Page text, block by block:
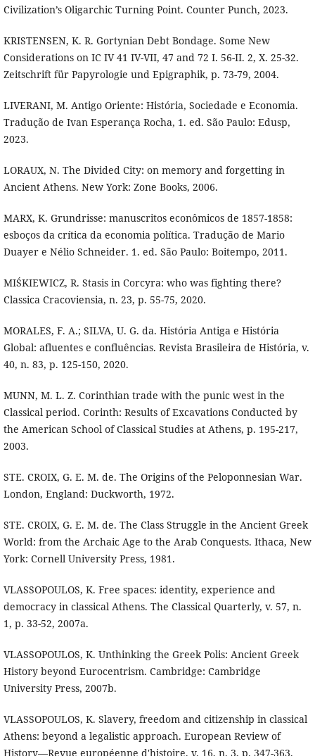
Civilization’s Oligarchic Turning Point. Counter Punch, 2023.
KRISTENSEN, K. R. Gortynian Debt Bondage. Some New
Considerations on IC IV 41 IV-VII, 47 and 72 I. 56-II. 2, X. 25-32.
Zeitschrift für Papyrologie und Epigraphik, p. 73-79, 2004.
LIVERANI, M. Antigo Oriente: História, Sociedade e Economia.
Tradução de Ivan Esperança Rocha, 1. ed. São Paulo: Edusp,
2023.
LORAUX, N. The Divided City: on memory and forgetting in
Ancient Athens. New York: Zone Books, 2006.
MARX, K. Grundrisse: manuscritos econômicos de 1857-1858:
esboços da crítica da economia política. Tradução de Mario
Duayer e Nélio Schneider. 1. ed. São Paulo: Boitempo, 2011.
MIŚKIEWICZ, R. Stasis in Corcyra: who was fighting there?
Classica Cracoviensia, n. 23, p. 55-75, 2020.
MORALES, F. A.; SILVA, U. G. da. História Antiga e História
Global: afluentes e confluências. Revista Brasileira de História, v.
40, n. 83, p. 125-150, 2020.
MUNN, M. L. Z. Corinthian trade with the punic west in the
Classical period. Corinth: Results of Excavations Conducted by
the American School of Classical Studies at Athens, p. 195-217,
2003.
STE. CROIX, G. E. M. de. The Origins of the Peloponnesian War.
London, England: Duckworth, 1972.
STE. CROIX, G. E. M. de. The Class Struggle in the Ancient Greek
World: from the Archaic Age to the Arab Conquests. Ithaca, New
York: Cornell University Press, 1981.
VLASSOPOULOS, K. Free spaces: identity, experience and
democracy in classical Athens. The Classical Quarterly, v. 57, n.
1, p. 33-52, 2007a.
VLASSOPOULOS, K. Unthinking the Greek Polis: Ancient Greek
History beyond Eurocentrism. Cambridge: Cambridge
University Press, 2007b.
VLASSOPOULOS, K. Slavery, freedom and citizenship in classical
Athens: beyond a legalistic approach. European Review of
History—Revue européenne d'histoire, v. 16, n. 3, p. 347-363,